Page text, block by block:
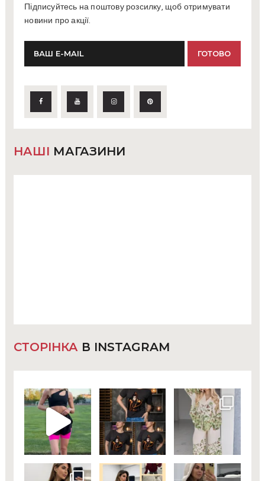
Підписуйтесь на поштову розсилку, щоб отримувати
новини про акції.
НАШІ МАГАЗИНИ
СТОРІНКА В INSTAGRAM